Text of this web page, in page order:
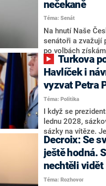
aktivitu opozice, o
komentátoři mluví
úmorná práce
námi navíc
svoje témata,“
NEWS.
nečekaně
Téma: Senát
Na hnutí Naše
senátoři a zvažují
po volbách
NEWS to řekl
Martin Kuba.
například
součástí klubu
redakce
Zdeněk Nytra
některých
nepřítel, ale
Havlíček i
vyzvat Petra
Téma: Politika
I když se
lednu 2028,
sázky na vítěze.
hlava státu Petr
zmiňují dva
Andreje Babiše a
Oblíbeným tipem
Motoristy Filip
Decroix: Se
ještě hodná.
nechtěli vidět
Téma: Rozhovor